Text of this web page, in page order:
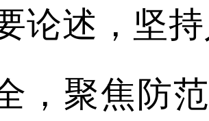
论述，坚
，聚焦防